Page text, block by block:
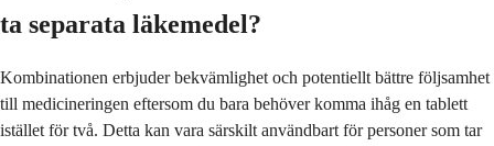
ta separata läkemedel?
Kombinationen erbjuder bekvämlighet och potentiellt bättre följsamhet
till medicineringen eftersom du bara behöver komma ihåg en tablett
istället för två. Detta kan vara särskilt användbart för personer som tar